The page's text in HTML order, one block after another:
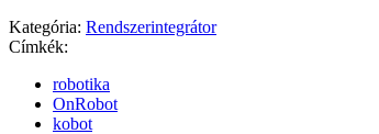
Kategória: Rendszerintegrátor
Címkék:
robotika
OnRobot
kobot